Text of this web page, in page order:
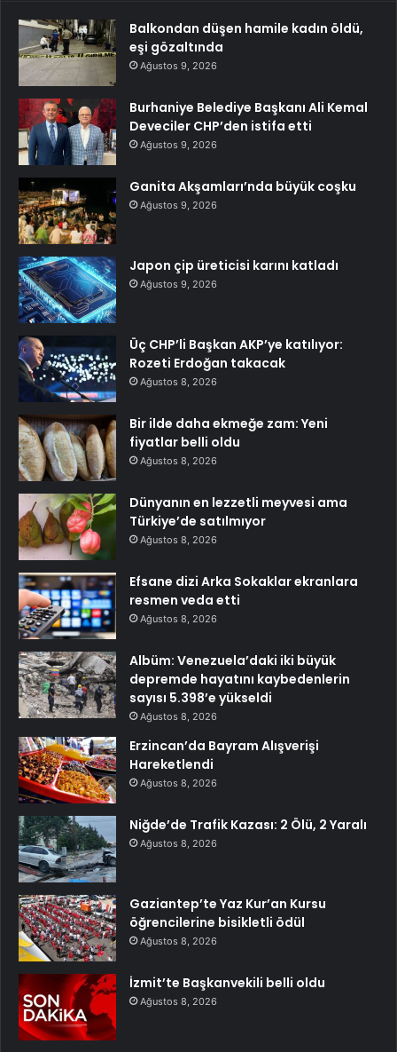
Balkondan düşen hamile kadın öldü,
eşi gözaltında
Ağustos 9, 2026
Burhaniye Belediye Başkanı Ali Kemal
Deveciler CHP’den istifa etti
Ağustos 9, 2026
Ganita Akşamları’nda büyük coşku
Ağustos 9, 2026
Japon çip üreticisi karını katladı
Ağustos 9, 2026
Üç CHP’li Başkan AKP’ye katılıyor:
Rozeti Erdoğan takacak
Ağustos 8, 2026
Bir ilde daha ekmeğe zam: Yeni
fiyatlar belli oldu
Ağustos 8, 2026
Dünyanın en lezzetli meyvesi ama
Türkiye’de satılmıyor
Ağustos 8, 2026
Efsane dizi Arka Sokaklar ekranlara
resmen veda etti
Ağustos 8, 2026
Albüm: Venezuela’daki iki büyük
depremde hayatını kaybedenlerin
sayısı 5.398’e yükseldi
Ağustos 8, 2026
Erzincan’da Bayram Alışverişi
Hareketlendi
Ağustos 8, 2026
Niğde’de Trafik Kazası: 2 Ölü, 2 Yaralı
Ağustos 8, 2026
Gaziantep’te Yaz Kur’an Kursu
öğrencilerine bisikletli ödül
Ağustos 8, 2026
İzmit’te Başkanvekili belli oldu
Ağustos 8, 2026